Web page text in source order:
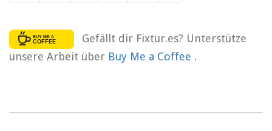
Gefällt dir Fixtur.es? Unterstütze
unsere Arbeit über Buy Me a Coffee .